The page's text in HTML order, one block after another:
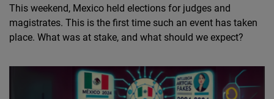
This weekend, Mexico held elections for judges and
magistrates. This is the first time such an event has taken
place. What was at stake, and what should we expect?